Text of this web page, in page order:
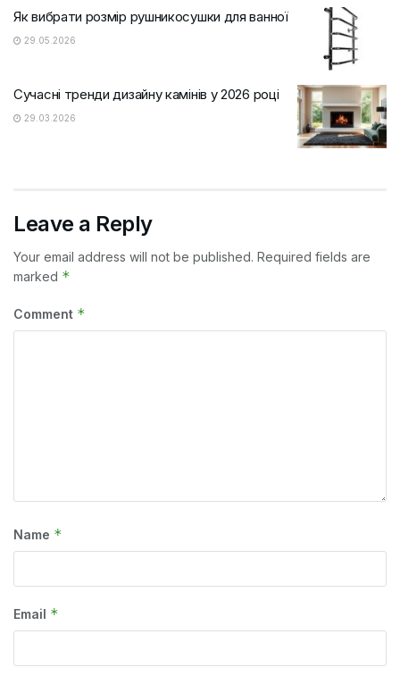
Як вибрати розмір рушникосушки для ванної
29.05.2026
Сучасні тренди дизайну камінів у 2026 році
29.03.2026
Leave a Reply
Your email address will not be published. Required fields are
marked *
Comment *
Name *
Email *